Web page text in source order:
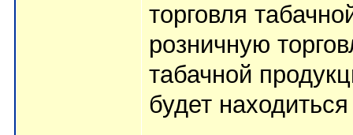
торговля
розничную
табачной
будет